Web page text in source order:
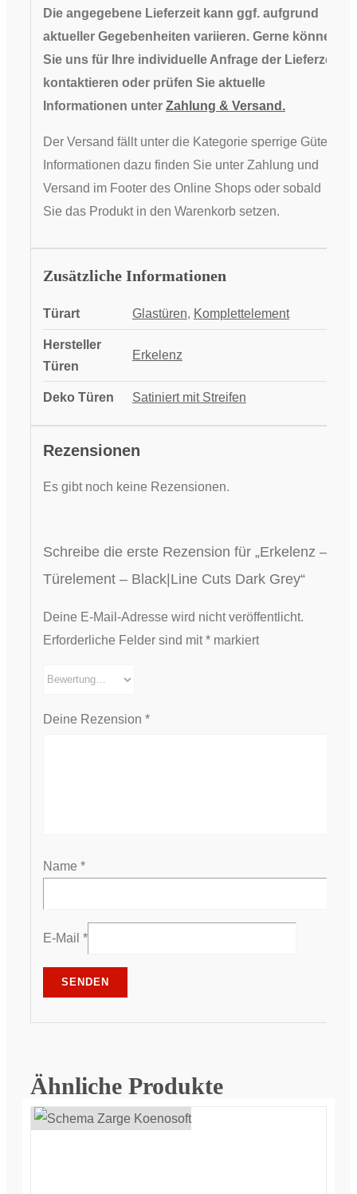
Die angegebene Lieferzeit kann ggf. aufgrund
aktueller Gegebenheiten variieren. Gerne können
Sie uns für Ihre individuelle Anfrage der Lieferzeit
kontaktieren oder prüfen Sie aktuelle
Informationen unter Zahlung & Versand.
Der Versand fällt unter die Kategorie sperrige Güter,
Informationen dazu finden Sie unter Zahlung und
Versand im Footer des Online Shops oder sobald
Sie das Produkt in den Warenkorb setzen.
Zusätzliche Informationen
Türart Glastüren, Komplettelement
Hersteller
Türen
Erkelenz
Deko Türen Satiniert mit Streifen
Rezensionen
Es gibt noch keine Rezensionen.
Schreibe die erste Rezension für „Erkelenz –
Türelement – Black|Line Cuts Dark Grey“
Deine E-Mail-Adresse wird nicht veröffentlicht.
Erforderliche Felder sind mit*markiert
Deine Rezension *
Name *
E-Mail *
Ähnliche Produkte